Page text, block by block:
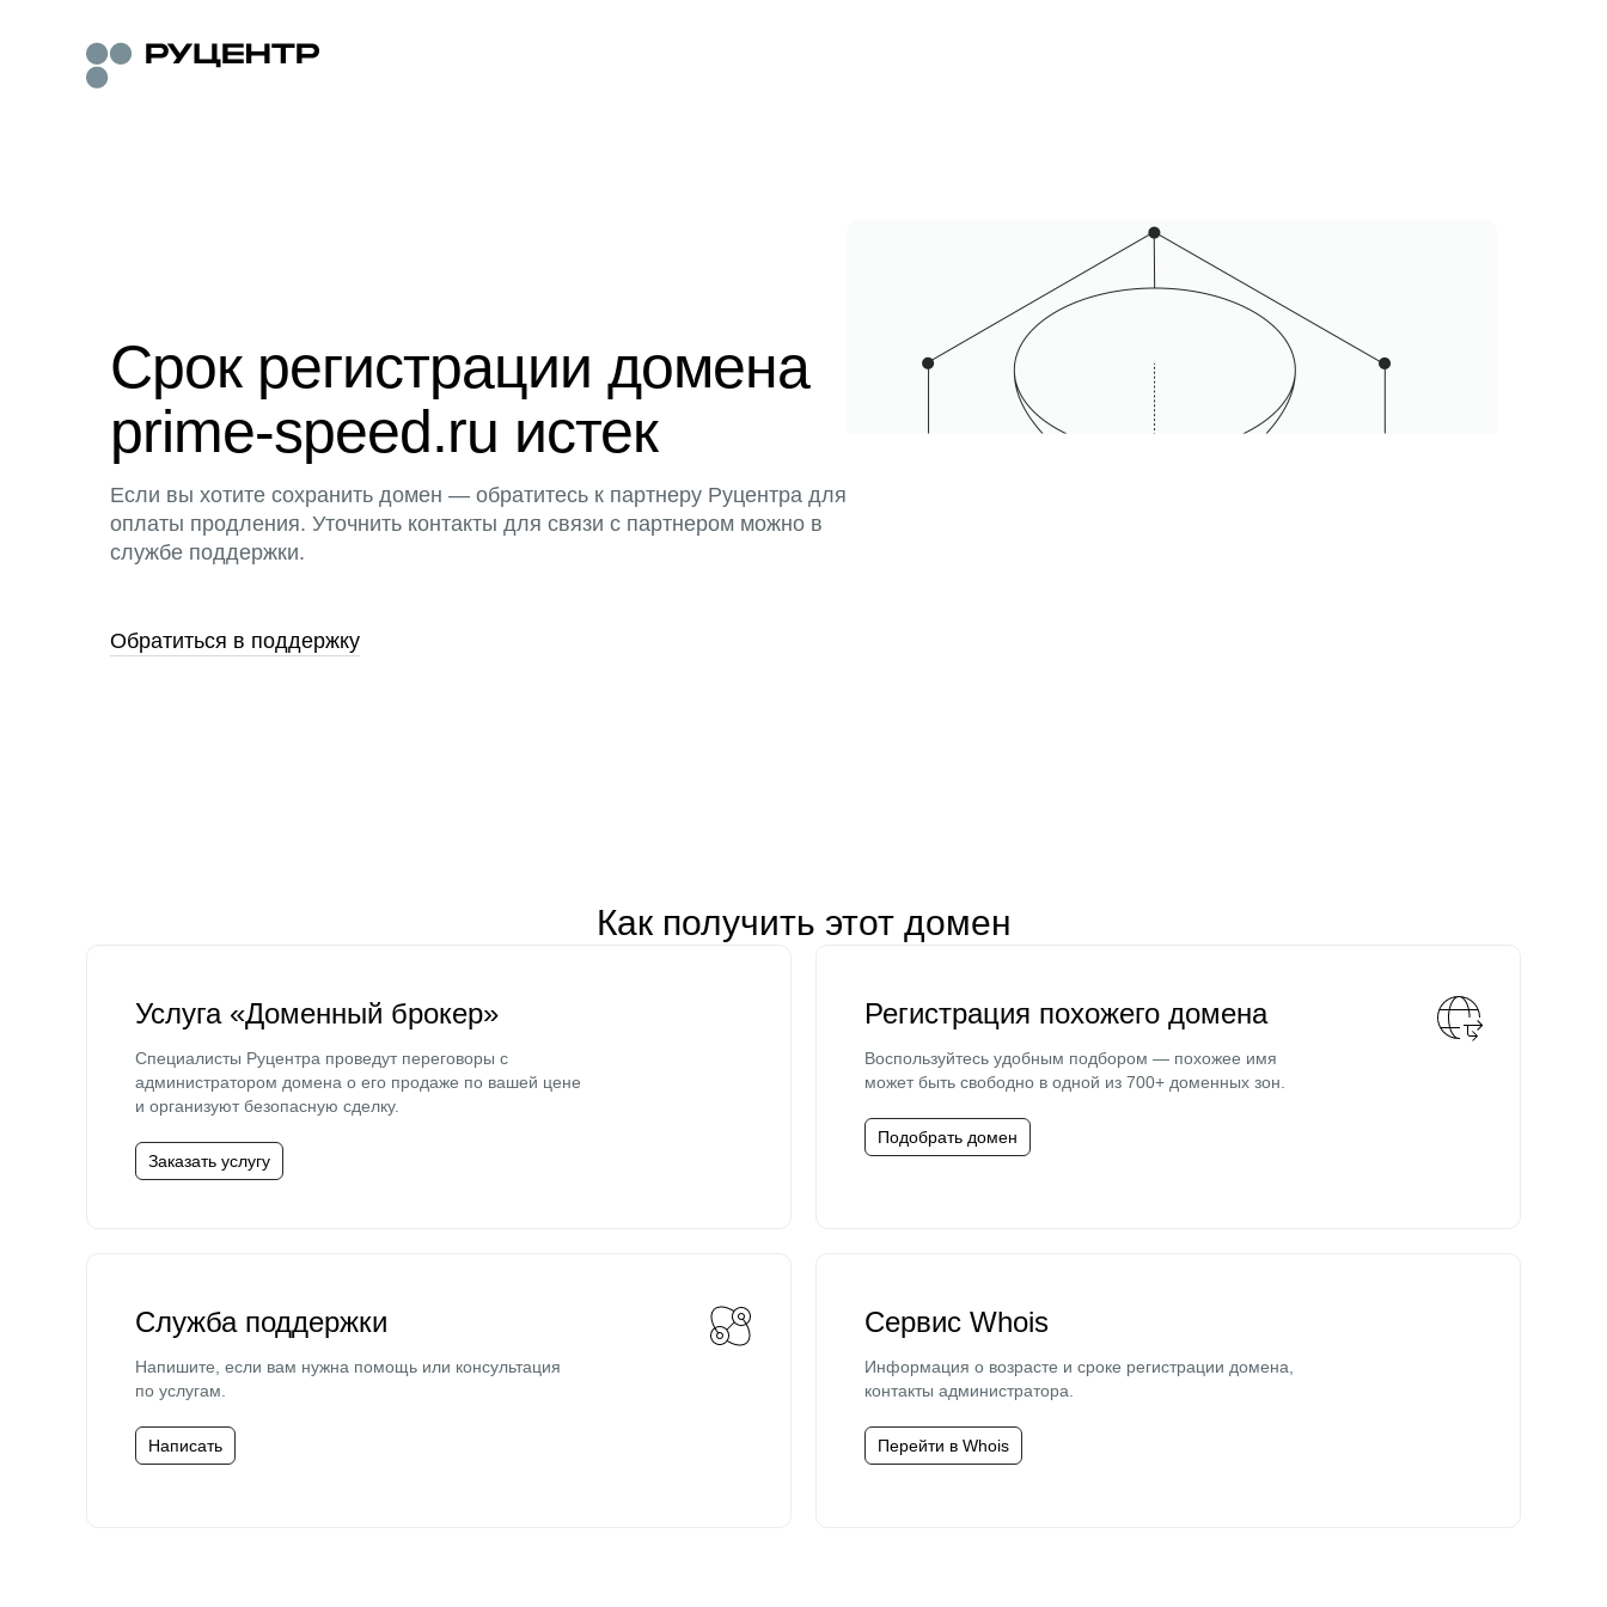
Срок регистрации домена
prime-speed.ru истек
Если вы хотите сохранить домен — обратитесь к партнеру Руцентра для
оплаты продления. Уточнить контакты для связи с партнером можно в
службе поддержки.
Обратиться в поддержку
Как получить этот домен
Услуга «Доменный брокер»
Специалисты Руцентра проведут переговоры с
администратором домена о его продаже по вашей цене
и организуют безопасную сделку.
Заказать услугу
Регистрация похожего домена
Воспользуйтесь удобным подбором — похожее имя
может быть свободно в одной из 700+ доменных зон.
Подобрать домен
Служба поддержки
Напишите, если вам нужна помощь или консультация
по услугам.
Написать
Сервис Whois
Информация о возрасте и сроке регистрации домена,
контакты администратора.
Перейти в Whois